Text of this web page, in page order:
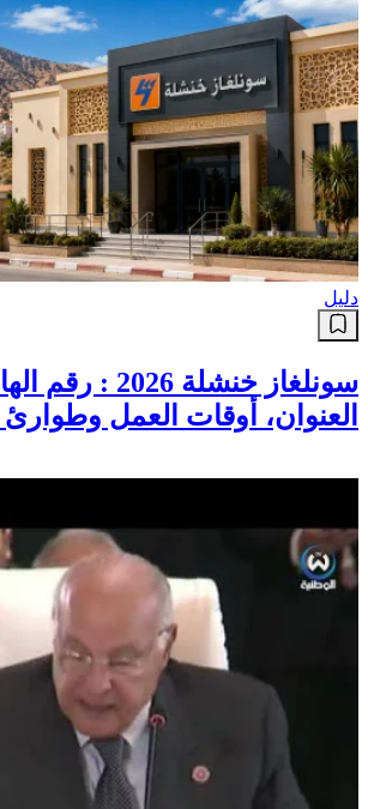
دليل
سونلغاز خنشلة 2026 :
العنوان، أوقات العمل وطوارئ